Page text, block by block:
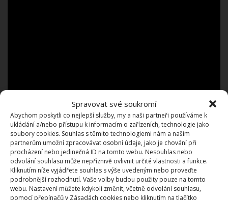
Spravovat své soukromí
Abychom poskytli co nejlepší služby, my a naši partneři používáme k
ukládání a/nebo přístupu k informacím o zařízeních, technologie jako
soubory cookies. Souhlas s těmito technologiemi nám a našim
partnerům umožní zpracovávat osobní údaje, jako je chování při
procházení nebo jedinečná ID na tomto webu. Nesouhlas nebo
odvolání souhlasu může nepříznivě ovlivnit určité vlastnosti a funkce.
Kliknutím níže vyjádřete souhlas s výše uvedeným nebo proveďte
podrobnější rozhodnutí. Vaše volby budou použity pouze na tomto
webu. Nastavení můžete kdykoli změnit, včetně odvolání souhlasu,
pomocí přepínačů v Zásadách cookies nebo kliknutím na tlačítko